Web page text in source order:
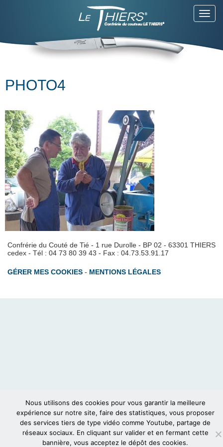
PHOTO4
Confrérie du Couté de Tié - 1 rue Durolle - BP 02 - 63301 THIERS
cedex - Tél : 04 73 80 39 43 - Fax : 04.73.53.91.17
GÉRER MES COOKIES - MENTIONS LÉGALES
Nous utilisons des cookies pour vous garantir la meilleure
expérience sur notre site, faire des statistiques, vous proposer
des services tiers de type vidéo comme Youtube, partage de
réseaux sociaux. En cliquant sur valider et en fermant cette
bannière, vous acceptez le dépôt des cookies.